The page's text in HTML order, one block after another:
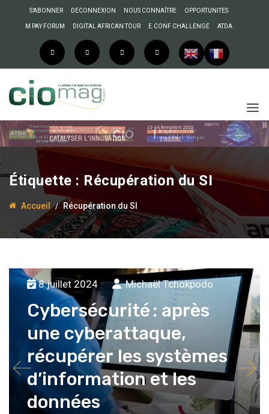
S’ABONNER DECONNEXION NOUS CONNAÎTRE OPPORTUNITES
M PAY FORUM DIGITAL AFRICAN TOUR E.CONF CHALLENGE ATDA
Étiquette : Récupération du SI
Accueil Récupération du SI
8 juillet 2024 Michaël Tchokpodo
Cybersécurité : après
une cyberattaque,
récupérer les systèmes
d’information et les
données